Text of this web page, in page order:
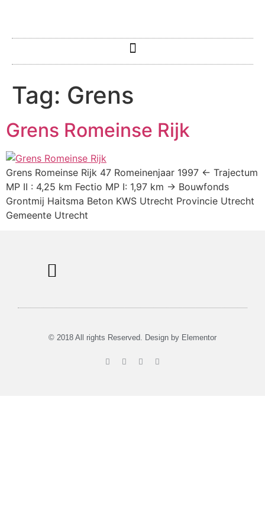
Tag: Grens
Grens Romeinse Rijk
Grens Romeinse Rijk 47 Romeinenjaar 1997 ← Trajectum
MP II : 4,25 km Fectio MP I: 1,97 km → Bouwfonds
Grontmij Haitsma Beton KWS Utrecht Provincie Utrecht
Gemeente Utrecht
© 2018 All rights Reserved. Design by Elementor